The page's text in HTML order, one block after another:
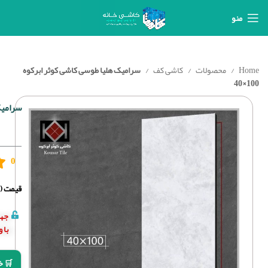
منو
Home محصولات کاشی کف سرامیک هلیا طوسی کاشی کوثر ابرکوه
100×40
0
قیمت
🛒